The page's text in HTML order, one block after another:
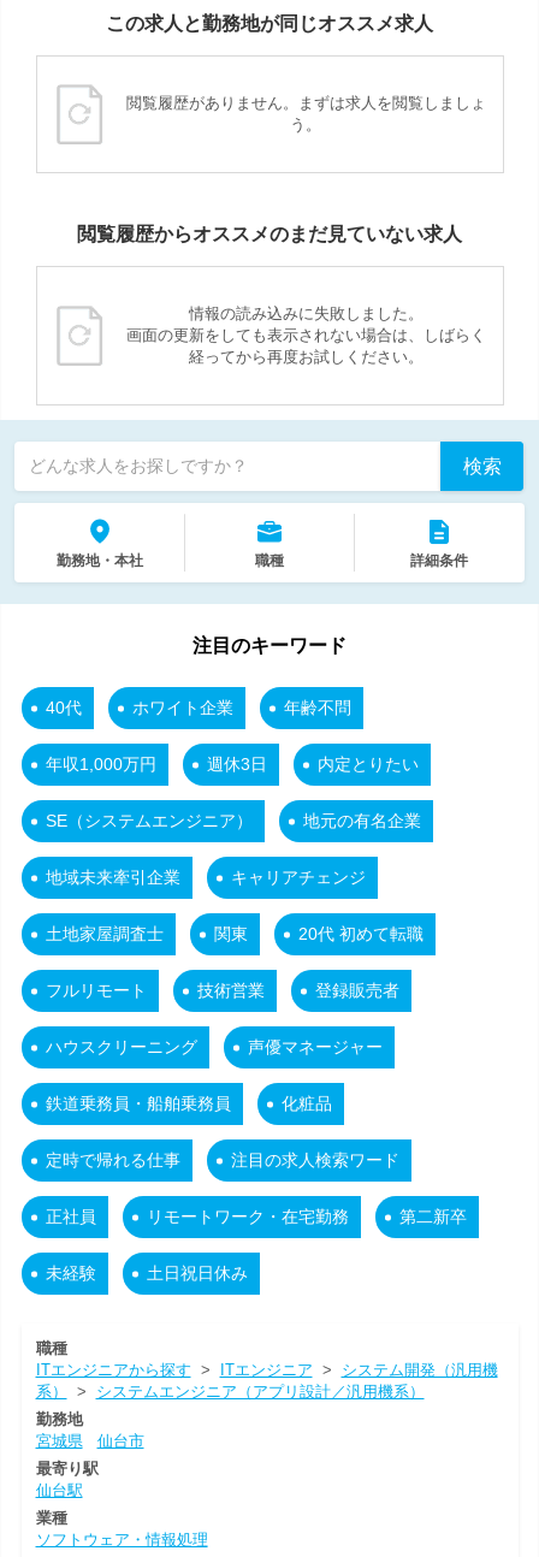
この求人と勤務地が同じオススメ求人
閲覧履歴がありません。まずは求人を閲覧しましょ
う。
閲覧履歴からオススメのまだ見ていない求人
情報の読み込みに失敗しました。
画面の更新をしても表示されない場合は、しばらく
経ってから再度お試しください。
どんな求人をお探しですか？ 検索
勤務地・本社 職種 詳細条件
注目のキーワード
40代 ホワイト企業 年齢不問
年収1,000万円 週休3日 内定とりたい
SE（システムエンジニア） 地元の有名企業
地域未来牽引企業 キャリアチェンジ
土地家屋調査士 関東 20代 初めて転職
フルリモート 技術営業 登録販売者
ハウスクリーニング 声優マネージャー
鉄道乗務員・船舶乗務員 化粧品
定時で帰れる仕事 注目の求人検索ワード
正社員 リモートワーク・在宅勤務 第二新卒
未経験 土日祝日休み
職種
ITエンジニアから探す > ITエンジニア > システム開発（汎用機
系）
> システムエンジニア（アプリ設計／汎用機系）
勤務地
宮城県
仙台市
最寄り駅
仙台駅
業種
ソフトウェア・情報処理